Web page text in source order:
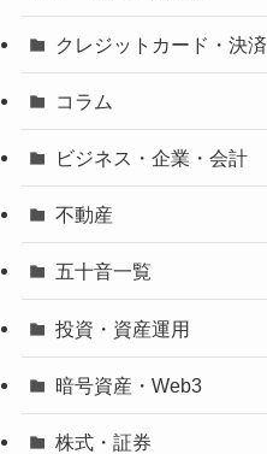
クレジットカード・決済
コラム
ビジネス・企業・会計
不動産
五十音一覧
投資・資産運用
暗号資産・Web3
株式・証券